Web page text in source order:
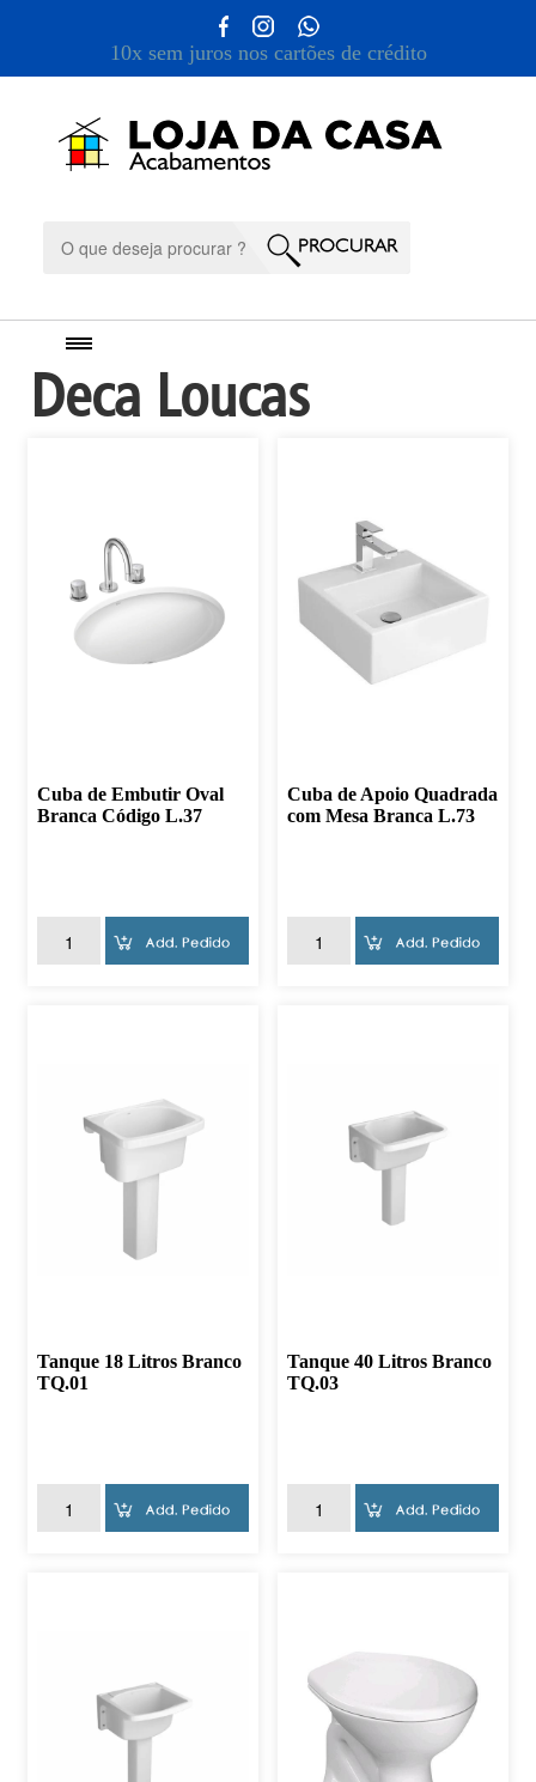
10x sem juros nos cartões de crédito
Deca Loucas
Cuba de Embutir Oval
Branca Código L.37
Cuba de Apoio Quadrada
com Mesa Branca L.73
Tanque 18 Litros Branco
TQ.01
Tanque 40 Litros Branco
TQ.03